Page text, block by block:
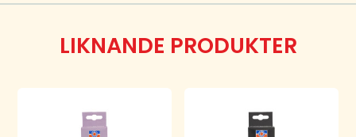
LIKNANDE PRODUKTER